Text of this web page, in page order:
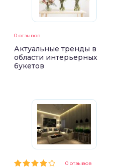
0 отзывов
Актуальные тренды в
области интерьерных
букетов
0 отзывов